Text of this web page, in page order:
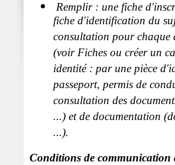
Remplir : une fiche
fiche d'identification du
consultation pour chaque
(voir Fiches ou créer un
identité : par une pièce
passeport, permis de
consultation des
...) et de documentation
...).
Conditions de communication